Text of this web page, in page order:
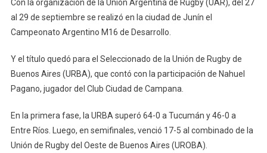
Con la organización de la Unión Argentina de Rugby (UAR), del 27
al 29 de septiembre se realizó en la ciudad de Junín el
Campeonato Argentino M16 de Desarrollo.
Y el título quedó para el Seleccionado de la Unión de Rugby de
Buenos Aires (URBA), que contó con la participación de Nahuel
Pagano, jugador del Club Ciudad de Campana.
En la primera fase, la URBA superó 64-0 a Tucumán y 46-0 a
Entre Ríos. Luego, en semifinales, venció 17-5 al combinado de la
Unión de Rugby del Oeste de Buenos Aires (UROBA).